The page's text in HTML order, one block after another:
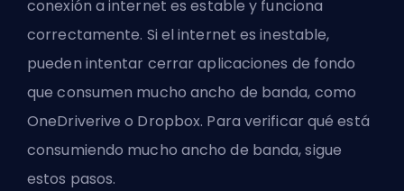
conexión a internet es estable y funciona
correctamente. Si el internet es inestable,
pueden intentar cerrar aplicaciones de fondo
que consumen mucho ancho de banda, como
OneDriverive o Dropbox. Para verificar qué está
consumiendo mucho ancho de banda, sigue
estos pasos.